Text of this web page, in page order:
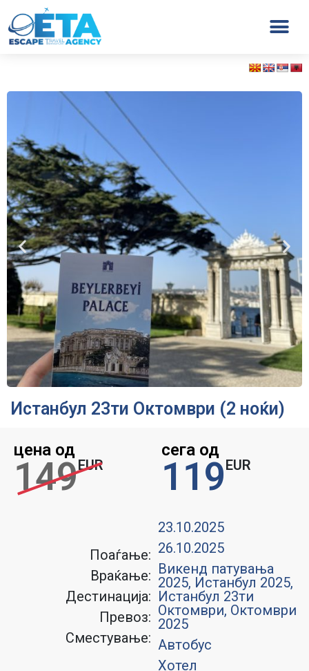
Истанбул 23ти Октомври (2 ноќи)
цена од
149EUR
сега од
119 EUR
Поаѓање:
Враќање:
Дестинација:
Превоз:
Сместување:
23.10.2025
26.10.2025
Викенд патувања
2025, Истанбул 2025,
Истанбул 23ти
Октомври, Октомври
2025
Автобус
Хотел